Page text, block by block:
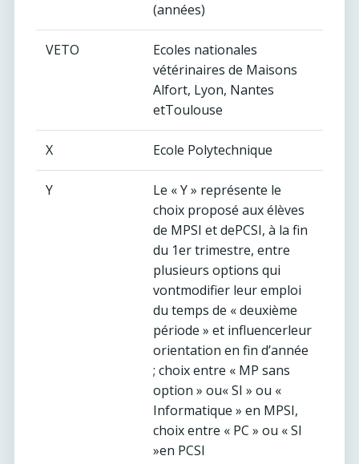
(années)
VETO
Ecoles nationales
vétérinaires de Maisons
Alfort, Lyon, Nantes
etToulouse
X Ecole Polytechnique
Y
Le « Y » représente le
choix proposé aux élèves
de MPSI et dePCSI, à la fin
du 1er trimestre, entre
plusieurs options qui
vontmodifier leur emploi
du temps de « deuxième
période » et influencerleur
orientation en fin d’année
; choix entre « MP sans
option » ou« SI » ou «
Informatique » en MPSI,
choix entre « PC » ou « SI
»en PCSI